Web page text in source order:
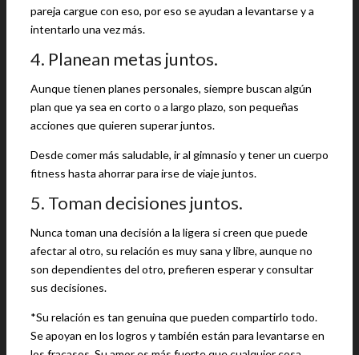
pareja cargue con eso, por eso se ayudan a levantarse y a
intentarlo una vez más.
4. Planean metas juntos.
Aunque tienen planes personales, siempre buscan algún
plan que ya sea en corto o a largo plazo, son pequeñas
acciones que quieren superar juntos.
Desde comer más saludable, ir al gimnasio y tener un cuerpo
fitness hasta ahorrar para irse de viaje juntos.
5. Toman decisiones juntos.
Nunca toman una decisión a la ligera si creen que puede
afectar al otro, su relación es muy sana y libre, aunque no
son dependientes del otro, prefieren esperar y consultar
sus decisiones.
*Su relación es tan genuina que pueden compartirlo todo.
Se apoyan en los logros y también están para levantarse en